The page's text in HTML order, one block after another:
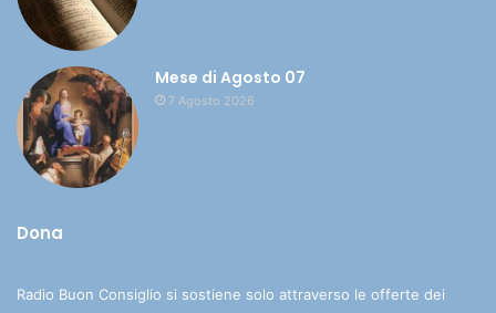
Mese di Agosto 07
7 Agosto 2026
Dona
Radio Buon Consiglio si sostiene solo attraverso le offerte dei